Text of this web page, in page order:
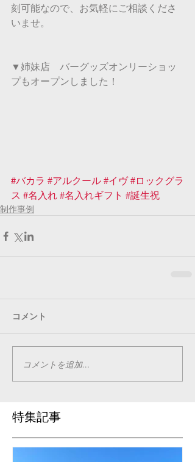
刻可能なので、お気軽にご相談くださ
いませ。
▼姉妹店　バーグッズオンリーショッ
プもオープンしました！
#バカラ #アルクール#イヴ#ロックグラ
ス #名入れ#名入れギフト #誕生祝
制作事例
コメント
コメントを追加…
特集記事